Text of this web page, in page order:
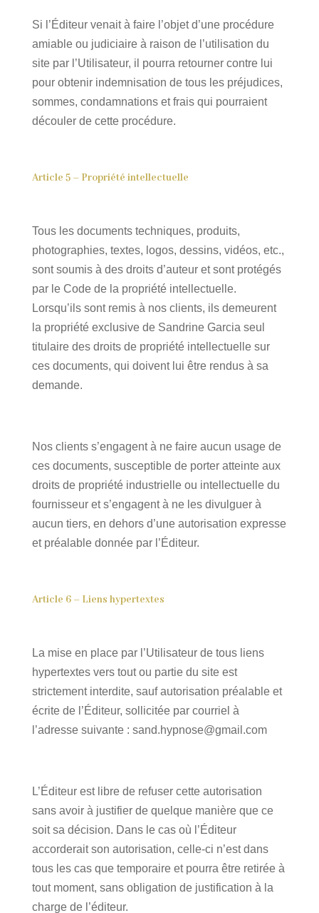
Si l’Éditeur venait à faire l’objet d’une procédure
amiable ou judiciaire à raison de l’utilisation du
site par l’Utilisateur, il pourra retourner contre lui
pour obtenir indemnisation de tous les préjudices,
sommes, condamnations et frais qui pourraient
découler de cette procédure.
Article 5 – Propriété intellectuelle
Tous les documents techniques, produits,
photographies, textes, logos, dessins, vidéos, etc.,
sont soumis à des droits d’auteur et sont protégés
par le Code de la propriété intellectuelle.
Lorsqu’ils sont remis à nos clients, ils demeurent
la propriété exclusive de Sandrine Garcia seul
titulaire des droits de propriété intellectuelle sur
ces documents, qui doivent lui être rendus à sa
demande.
Nos clients s’engagent à ne faire aucun usage de
ces documents, susceptible de porter atteinte aux
droits de propriété industrielle ou intellectuelle du
fournisseur et s’engagent à ne les divulguer à
aucun tiers, en dehors d’une autorisation expresse
et préalable donnée par l’Éditeur.
Article 6 – Liens hypertextes
La mise en place par l’Utilisateur de tous liens
hypertextes vers tout ou partie du site est
strictement interdite, sauf autorisation préalable et
écrite de l’Éditeur, sollicitée par courriel à
l’adresse suivante : sand.hypnose@gmail.com
L’Éditeur est libre de refuser cette autorisation
sans avoir à justifier de quelque manière que ce
soit sa décision. Dans le cas où l’Éditeur
accorderait son autorisation, celle-ci n’est dans
tous les cas que temporaire et pourra être retirée à
tout moment, sans obligation de justification à la
charge de l’éditeur.